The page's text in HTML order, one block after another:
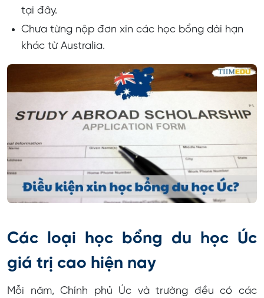
tại đây.
Chưa từng nộp đơn xin các học bổng dài hạn
khác từ Australia.
Các loại học bổng du học Úc
giá trị cao hiện nay
Mỗi năm, Chính phủ Úc và trường đều có các